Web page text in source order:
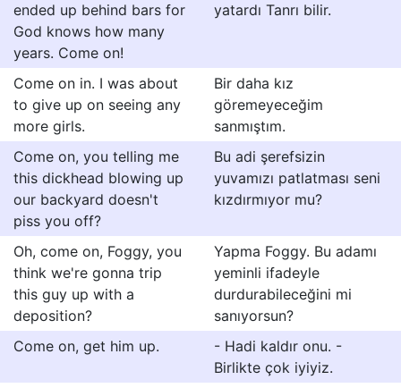
ended up behind bars for
God knows how many
years. Come on!
yatardı Tanrı bilir.
Come on in. I was about
to give up on seeing any
more girls.
Bir daha kız
göremeyeceğim
sanmıştım.
Come on, you telling me
this dickhead blowing up
our backyard doesn't
piss you off?
Bu adi şerefsizin
yuvamızı patlatması seni
kızdırmıyor mu?
Oh, come on, Foggy, you
think we're gonna trip
this guy up with a
deposition?
Yapma Foggy. Bu adamı
yeminli ifadeyle
durdurabileceğini mi
sanıyorsun?
Come on, get him up.
- Hadi kaldır onu. -
Birlikte çok iyiyiz.